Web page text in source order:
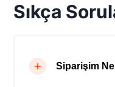
Sıkça
Siparişim